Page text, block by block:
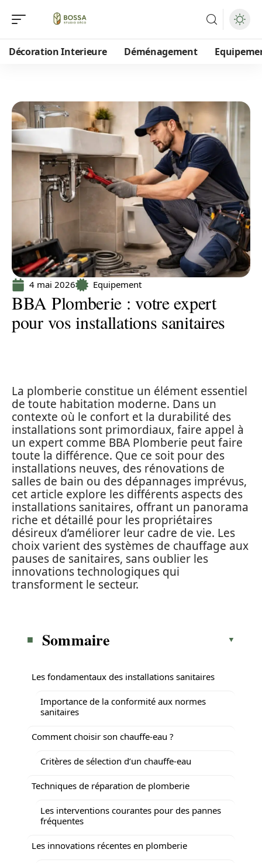
Décoration Interieure Déménagement
4 mai 2026 Equipement
BBA Plomberie : votre expert
pour vos installations sanitaires
La plomberie constitue un élément essentiel
de toute habitation moderne. Dans un
contexte où le confort et la durabilité des
installations sont primordiaux, faire appel à
un expert comme BBA Plomberie peut faire
toute la différence. Que ce soit pour des
installations neuves, des rénovations de
salles de bain ou des dépannages imprévus,
cet article explore les différents aspects des
installations sanitaires, offrant un panorama
riche et détaillé pour les propriétaires
désireux d’améliorer leur cadre de vie. Les
choix varient des systèmes de chauffage aux
pauses de sanitaires, sans oublier les
innovations technologiques qui
transforment le secteur.
Sommaire
Les fondamentaux des installations sanitaires
Importance de la conformité aux normes
sanitaires
Comment choisir son chauffe-eau ?
Critères de sélection d’un chauffe-eau
Techniques de réparation de plomberie
Les interventions courantes pour des pannes
fréquentes
Les innovations récentes en plomberie